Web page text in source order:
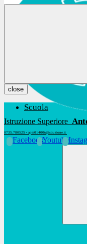
Istruzione Superiore
0735.780525 • apis01400t@istruzione.it
FacebookYoutube
close
Scuola